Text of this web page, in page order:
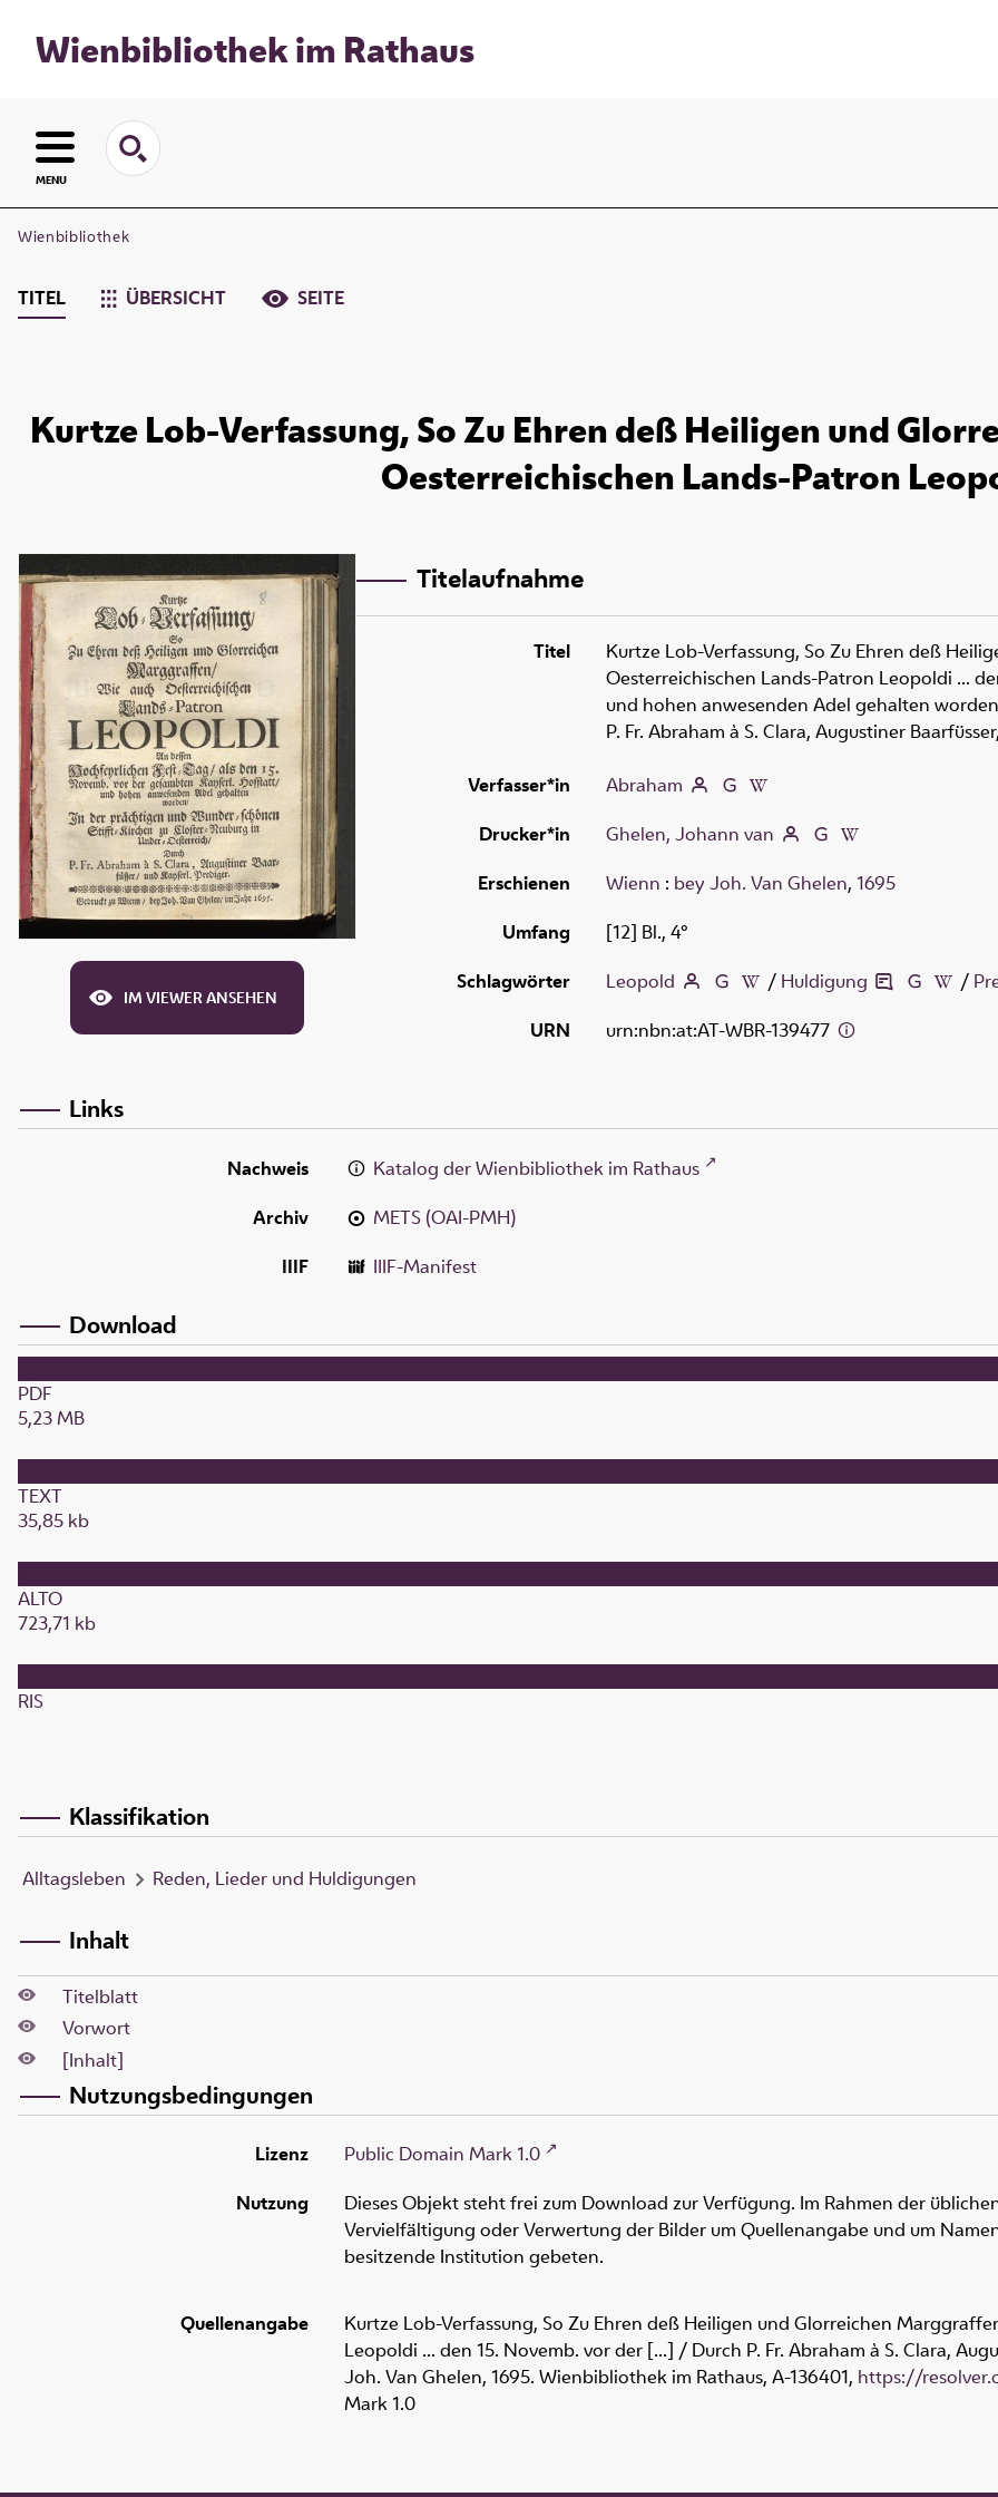
Wienbibliothek im Rathaus
MENU
Wienbibliothek
TITEL ÜBERSICHT SEITE
Kurtze Lob-Verfassung, So Zu Ehren deß Heiligen und
Oesterreichischen Lands-Patron
IM VIEWER ANSEHEN
Titelaufnahme
Titel
Kurtze Lob-Verfassung, So Zu Ehren deß
Oesterreichischen Lands-Patron Leopoldi ...
und hohen anwesenden Adel gehalten
P. Fr. Abraham à S. Clara, Augustiner
Verfasser*in
Abraham
Drucker*in
Ghelen, Johann van
Erschienen
Wienn : bey Joh. Van Ghelen, 1695
Umfang
[12] Bl., 4°
Schlagwörter
Leopold / Huldigung /
URN
urn:nbn:at:AT-WBR-139477
Links
Nachweis
Katalog der Wienbibliothek im Rathaus
Archiv
METS (OAI-PMH)
IIIF
IIIF-Manifest
Download
PDF
5,23 MB
TEXT
35,85 kb
ALTO
723,71 kb
RIS
Klassifikation
Alltagsleben Reden, Lieder und Huldigungen
Inhalt
Titelblatt
Vorwort
[Inhalt]
Nutzungsbedingungen
Lizenz
Public Domain Mark 1.0
Nutzung
Dieses Objekt steht frei zum Download zur Verfügung. Im Rahmen der
Vervielfältigung oder Verwertung der Bilder um Quellenangabe und um
besitzende Institution gebeten.
Quellenangabe
Kurtze Lob-Verfassung, So Zu Ehren deß Heiligen und Glorreichen
Leopoldi ... den 15. Novemb. vor der [...] / Durch P. Fr. Abraham à S. Clara,
Joh. Van Ghelen, 1695. Wienbibliothek im Rathaus, A-136401, https://
Mark 1.0